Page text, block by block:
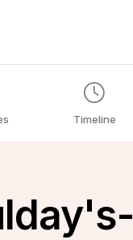
Timeline